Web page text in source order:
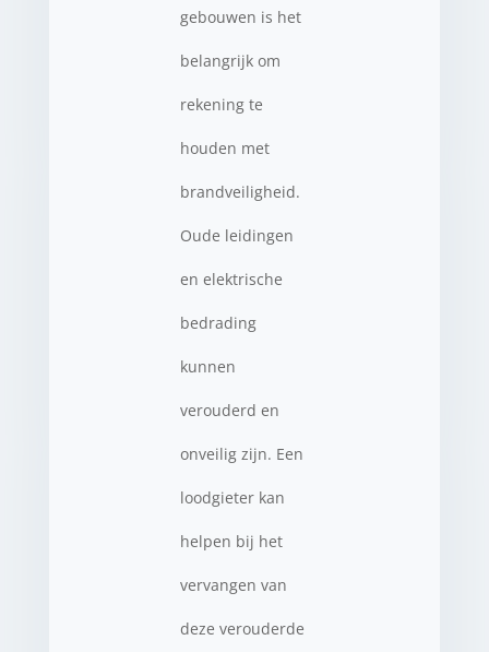
gebouwen is het
belangrijk om
rekening te
houden met
brandveiligheid.
Oude leidingen
en elektrische
bedrading
kunnen
verouderd en
onveilig zijn. Een
loodgieter kan
helpen bij het
vervangen van
deze verouderde